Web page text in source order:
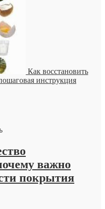
Как восстановить
инструкция
важно
покрытия